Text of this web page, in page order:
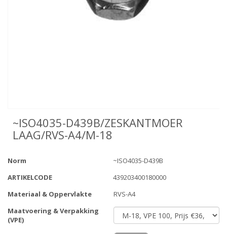
~ISO4035-D439B/ZESKANTMOER
LAAG/RVS-A4/M-18
Norm
~ISO4035-D439B
ARTIKELCODE
439203400180000
Materiaal & Oppervlakte
RVS-A4
Maatvoering & Verpakking
(VPE)